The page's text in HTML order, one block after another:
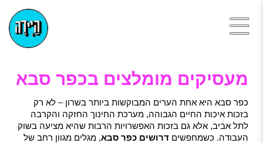
מעסיקים מומלצים בכפר סבא
כפר סבא היא אחת הערים המבוקשות ביותר בשרון – לא רק
בזכות איכות החיים הגבוהה, מערכת החינוך החזקה והקרבה
לתל אביב, אלא גם בזכות האפשרויות הרבות שהיא מציעה בשוק
העבודה. כשמחפשים דרושים כפר סבא, מגלים מגוון רחב של